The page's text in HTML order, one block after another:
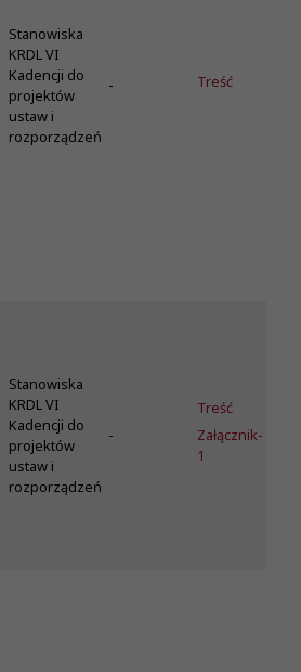
Stanowiska
KRDL VI
Kadencji do
projektów
ustaw i
rozporządzeń
- Treść
Stanowiska
KRDL VI
Kadencji do
projektów
ustaw i
rozporządzeń
-
Treść
Załącznik-
1